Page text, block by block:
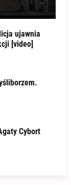
ujawnia
[video]
Cybort